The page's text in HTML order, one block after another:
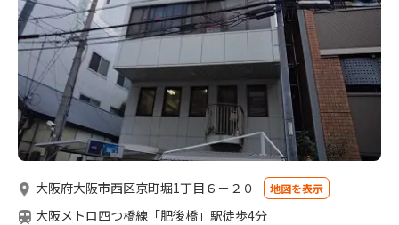
大阪府大阪市西区京町堀1丁目６－２０ 地図を表示
大阪メトロ四つ橋線「肥後橋」駅徒歩4分